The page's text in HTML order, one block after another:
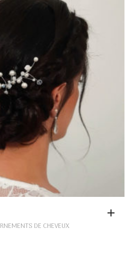
PEUVENT
ÊTRE
CHOISIES
PRODUIT
DE CHEVEUX